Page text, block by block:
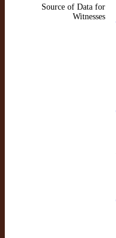
Source of Data for
Witnesses